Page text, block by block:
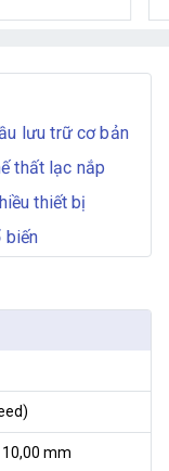
lưu trữ cơ bản
thất lạc nắp
thiết bị
biến
10,00 mm